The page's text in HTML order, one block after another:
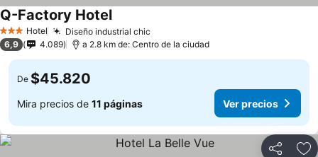
3 Estrellas
Hotel Diseño industrial chic
Q-Factory Hotel
6,9 4.089 a 2.8 km de: Centro de la ciudad
De $45.820
Mira precios de 11 páginas Ver precios